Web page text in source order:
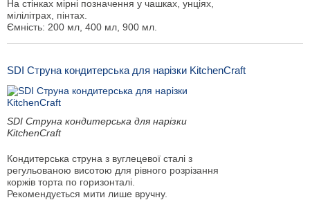
На стінках мірні позначення у чашках, унціях,
мілілітрах, пінтах.
Ємність: 200 мл, 400 мл, 900 мл.
SDI Струна кондитерська для нарізки KitchenCraft
SDI Струна кондитерська для нарізки
KitchenCraft
Кондитерська струна з вуглецевої сталі з
регульованою висотою для рівного розрізання
коржів торта по горизонталі.
Рекомендується мити лише вручну.